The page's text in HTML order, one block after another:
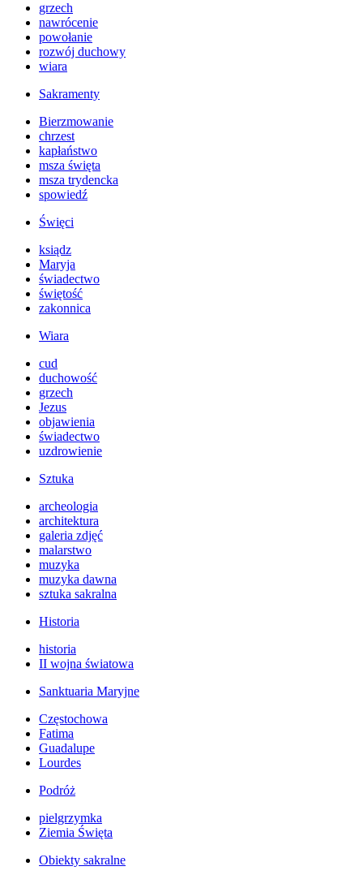
grzech
nawrócenie
powołanie
rozwój duchowy
wiara
Sakramenty
Bierzmowanie
chrzest
kapłaństwo
msza święta
msza trydencka
spowiedź
Święci
ksiądz
Maryja
świadectwo
świętość
zakonnica
Wiara
cud
duchowość
grzech
Jezus
objawienia
świadectwo
uzdrowienie
Sztuka
archeologia
architektura
galeria zdjęć
malarstwo
muzyka
muzyka dawna
sztuka sakralna
Historia
historia
II wojna światowa
Sanktuaria Maryjne
Częstochowa
Fatima
Guadalupe
Lourdes
Podróż
pielgrzymka
Ziemia Święta
Obiekty sakralne